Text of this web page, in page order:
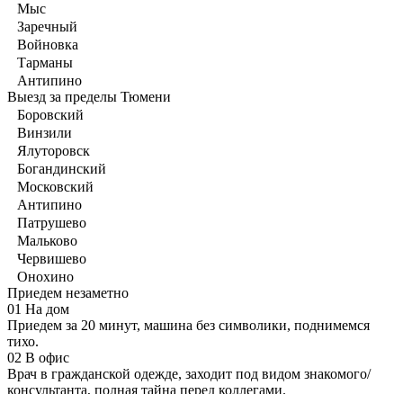
Мыс
Заречный
Войновка
Тарманы
Антипино
Выезд за пределы Тюмени
Боровский
Винзили
Ялуторовск
Богандинский
Московский
Антипино
Патрушево
Мальково
Червишево
Онохино
Приедем незаметно
01 На дом
Приедем за 20 минут, машина без символики, поднимемся
тихо.
02 В офис
Врач в гражданской одежде, заходит под видом знакомого/
консультанта, полная тайна перед коллегами.